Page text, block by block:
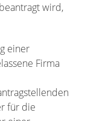
wird,
einer
Firma
für die